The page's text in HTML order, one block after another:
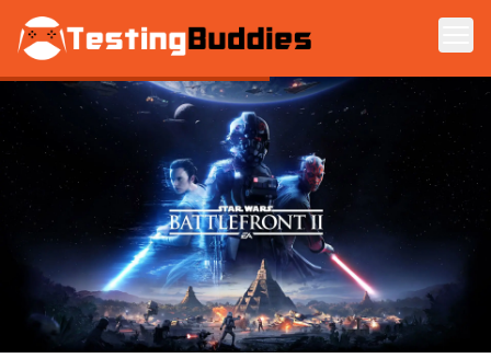
Zum Hauptinhalt springen